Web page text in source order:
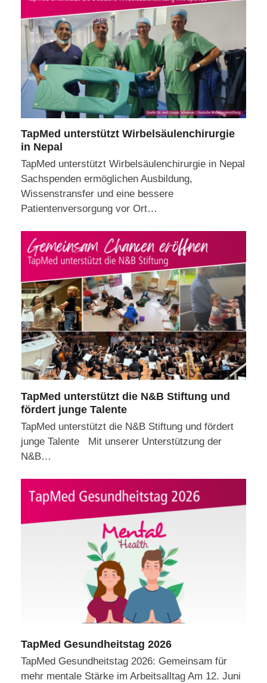
TapMed unterstützt Wirbelsäulenchirurgie
in Nepal
TapMed unterstützt Wirbelsäulenchirurgie in Nepal
Sachspenden ermöglichen Ausbildung,
Wissenstransfer und eine bessere
Patientenversorgung vor Ort…
TapMed unterstützt die N&B Stiftung und
fördert junge Talente
TapMed unterstützt die N&B Stiftung und fördert
junge Talente Mit unserer Unterstützung der
N&B…
TapMed Gesundheitstag 2026
TapMed Gesundheitstag 2026: Gemeinsam für
mehr mentale Stärke im Arbeitsalltag Am 12. Juni